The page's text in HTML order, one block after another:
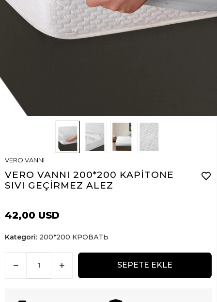
VERO VANNI
VERO VANNI 200*200 KAPİTONE
SIVI GEÇİRMEZ ALEZ
42,00 USD
Kategori: 200*200 КРОВАТЬ
SEPETE EKLE